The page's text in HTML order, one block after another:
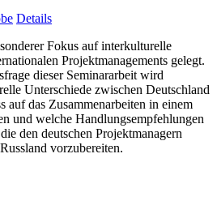
Details
Fokus auf interkulturelle
Projektmanagements gelegt.
dieser Seminararbeit wird
Unterschiede zwischen Deutschland
auf das Zusammenarbeiten in einem
und welche Handlungsempfehlungen
den deutschen Projektmanagern
vorzubereiten.